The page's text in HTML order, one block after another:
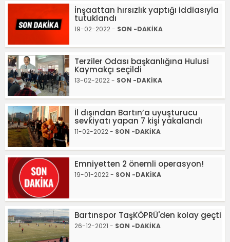
İnşaattan hırsızlık yaptığı iddiasıyla
tutuklandı
19-02-2022 - SON -DAKİKA
Terziler Odası başkanlığına Hulusi
Kaymakçı seçildi
13-02-2022 - SON -DAKİKA
İl dışından Bartın’a uyuşturucu
sevkiyatı yapan 7 kişi yakalandı
11-02-2022 - SON -DAKİKA
Emniyetten 2 önemli operasyon!
19-01-2022 - SON -DAKİKA
Bartınspor TaşKÖPRÜ'den kolay geçti
26-12-2021 - SON -DAKİKA